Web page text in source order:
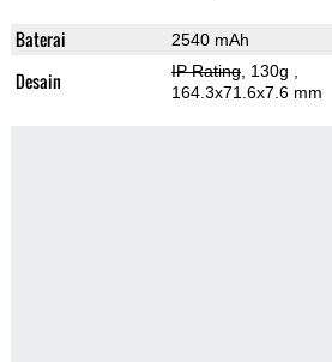
Baterai 2540 mAh
Desain IP Rating, 130g
164.3x71.6x7.6 mm